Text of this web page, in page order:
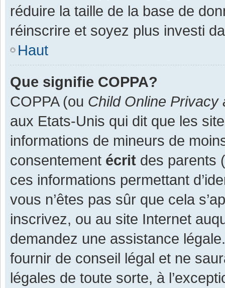
réduire la taille de la base de
réinscrire et soyez plus investi
Haut
Que signifie COPPA?
COPPA (ou Child Online Privacy
aux Etats-Unis qui dit que les
informations de mineurs de
consentement écrit des parents
ces informations permettant
vous n’êtes pas sûr que cela
inscrivez, ou au site Internet
demandez une assistance
fournir de conseil légal et ne
légales de toute sorte, à